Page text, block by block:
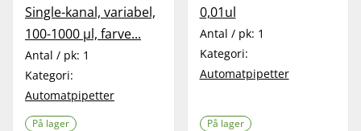
Single-kanal, variabel,
100-1000 µl, farve...
Antal / pk: 1
Kategori:
Automatpipetter
På lager
0,01ul
Antal / pk: 1
Kategori:
Automatpipetter
På lager